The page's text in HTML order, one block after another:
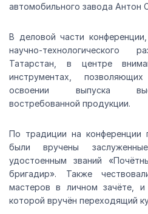
автомобильного завода Антон
В деловой части
научно-технологического
Татарстан, в центре
инструментах,
освоении выпуска
востребованной продукции.
По традиции на конференции
были вручены
удостоенным званий
бригадир». Также
мастеров в личном зачёте, и
которой вручён переходящий